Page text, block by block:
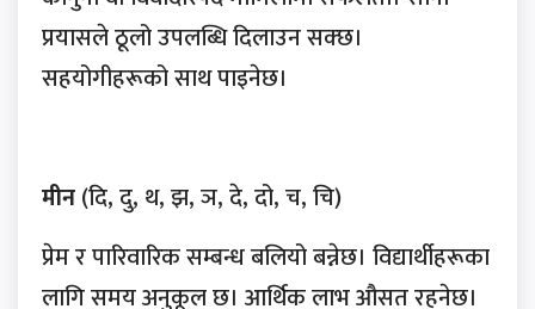
प्रयासले ठूलो उपलब्धि दिलाउन सक्छ।
सहयोगीहरूको साथ पाइनेछ।
मीन(दि, दु, थ, झ, ञ, दे, दो, च, चि)
प्रेम र पारिवारिक सम्बन्ध बलियो बन्नेछ। विद्यार्थीहरूका
लागि समय अनुकूल छ। आर्थिक लाभ औसत रहनेछ।